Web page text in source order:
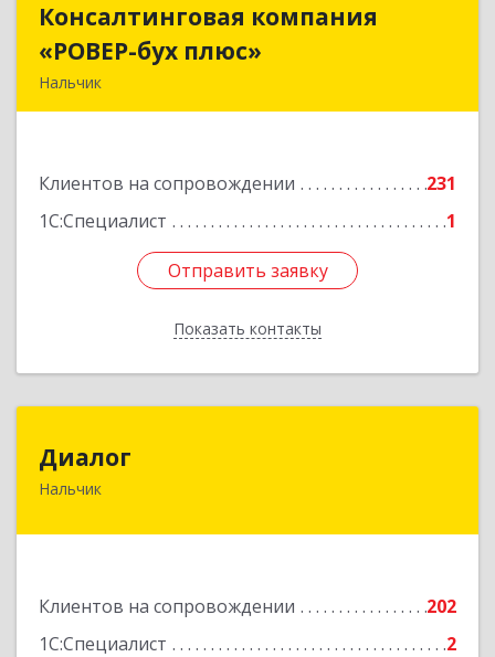
Консалтинговая компания
«РОВЕР-бух плюс»
Нальчик
Клиентов на сопровождении
231
1С:Специалист
1
Отправить заявку
Показать контакты
Консалтинговая компания
«РОВЕР-бух плюс»
Подробнее
Отправить заявку
Назад
Диалог
Нальчик
Клиентов на сопровождении
202
1С:Специалист
2
360016, Кабардино-Балкарская Респ, Нальчик г,